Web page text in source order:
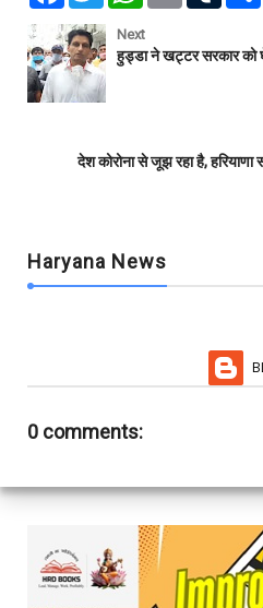
e
b
o
o
k
t
t
e
r
t
s
l
l
Next
हुड्डा ने खट्टर सरकार को
देश कोरोना से जूझ रहा है, हरियाणा
Haryana News
0 comments: